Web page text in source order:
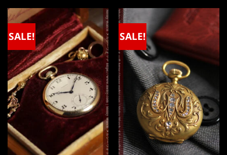
¥260,000
で
た。
は
¥260,000
で
す。
格
¥1,700,000
で
し
価
格
は
¥1,700,000
で
す。
SALE! SALE!